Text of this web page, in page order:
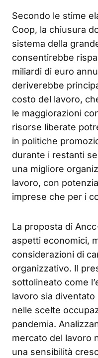
Secondo le stime
Coop, la chiusura
sistema della
consentirebbe
miliardi di euro
deriverebbe
costo del lavoro,
le maggiorazioni
risorse liberate
in politiche
durante i restanti
una migliore
lavoro, con
imprese che per i
La proposta di
aspetti economici,
considerazioni di
organizzativo. Il
sottolineato come
lavoro sia
nelle scelte
pandemia.
mercato del lavoro
una sensibilità